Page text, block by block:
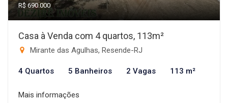
R$ 690.000
Casa à Venda com 4 quartos, 113m²
Mirante das Agulhas, Resende-RJ
4 Quartos 5 Banheiros 2 Vagas 113 m²
Mais informações